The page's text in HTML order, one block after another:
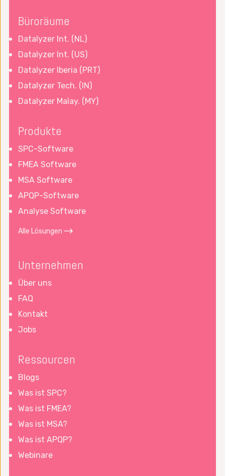
Büroräume
Datalyzer Int. (NL)
Datalyzer Int. (US)
Datalyzer Iberia (PRT)
Datalyzer Tech. (IN)
Datalyzer Malay. (MY)
Produkte
SPC-Software
FMEA Software
MSA Software
APQP-Software
Analyse Software
Alle Lösungen
Unternehmen
Über uns
FAQ
Kontakt
Jobs
Ressourcen
Blogs
Was ist SPC?
Was ist FMEA?
Was ist MSA?
Was ist APQP?
Webinare